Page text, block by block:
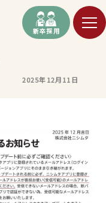
新卒採用
2025年12月11日